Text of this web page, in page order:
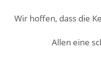
Wir hoffen, dass die
Allen eine